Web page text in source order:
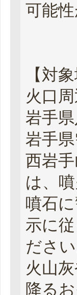
可能
【対
火口
岩手
岩手
西岩
は、
噴石
示に
ださ
火山
降る